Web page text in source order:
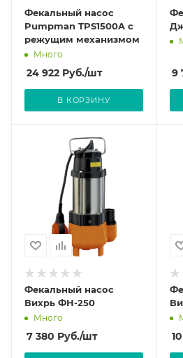
Фекальный насос
Pumpman TPS1500A с
режущим механизмом
Много
24 922 Руб./шт
В КОРЗИНУ
9
Фекальный насос
Вихрь ФН-250
Много
7 380 Руб./шт